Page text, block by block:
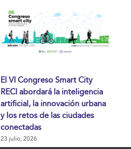
El VI Congreso Smart City
RECI abordará la inteligencia
artificial, la innovación urbana
y los retos de las ciudades
conectadas
23 julio, 2026